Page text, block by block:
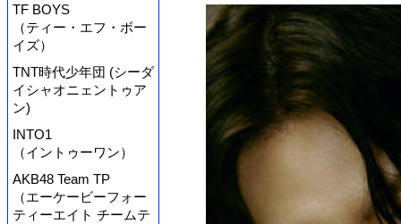
TF BOYS
（ティー・エフ・ボー
イズ）
TNT時代少年団 (シーダ
イシャオニェントゥア
ン)
INTO1
（イントゥーワン）
AKB48 Team TP
（エーケービーフォー
ティーエイト チームテ